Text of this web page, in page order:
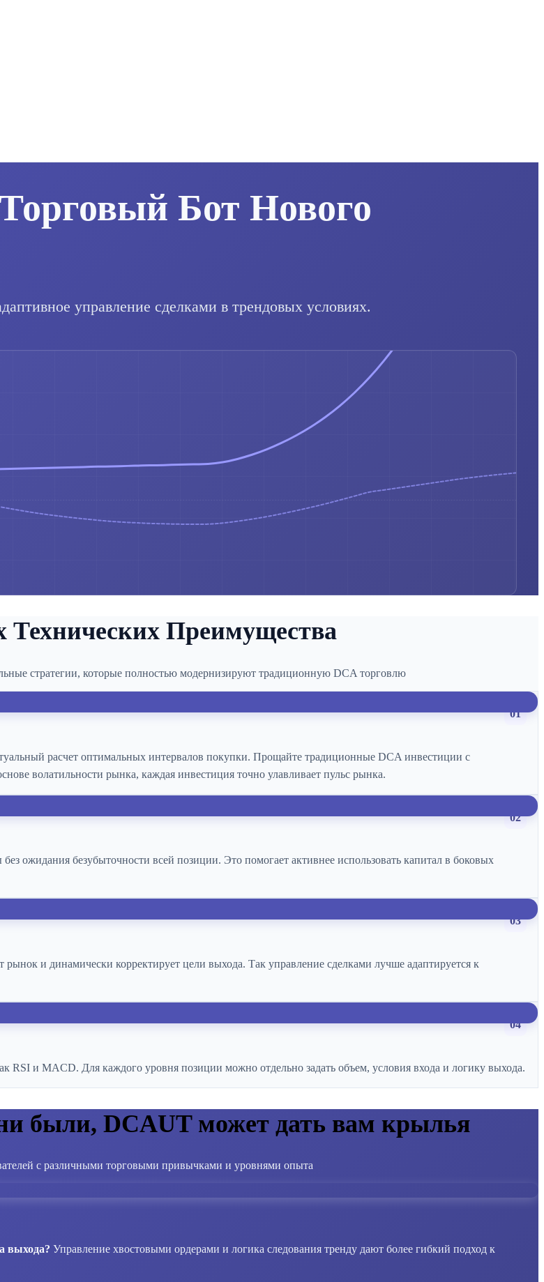
Бот Нового
управление сделками в трендовых условиях.
Преимущества
стратегии, которые полностью модернизируют традиционную DCA торговлю
01
расчет оптимальных интервалов покупки. Прощайте традиционные DCA инвестиции с
волатильности рынка, каждая инвестиция точно улавливает пульс рынка.
02
ожидания безубыточности всей позиции. Это помогает активнее использовать капитал в боковых
03
рынок и динамически корректирует цели выхода. Так управление сделками лучше адаптируется к
04
RSI и MACD. Для каждого уровня позиции можно отдельно задать объем, условия входа и логику выхода.
были, DCAUT может дать вам крылья
с различными торговыми привычками и уровнями опыта
выхода? Управление хвостовыми ордерами и логика следования тренду дают более гибкий подход к